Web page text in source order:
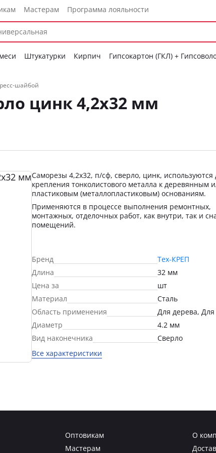
Мастерам Программа лояльности
Штукатурки Кирпич Гипсокартон (ГКЛ) +
шайбой
цинк 4,2х32 мм
Саморезы 4,2x32, п/сф, сверло, цинк, используются
крепления тонколистового металла к деревянным
пластиковым (металлопластиковым) основаниям.
Применяются в процессе выполнения ремонтных,
монтажных, отделочных работ, как внутри, так и
помещений.
Бренд
Тех-КРЕП
Длина
32 мм
Цена за
шт
Материал
Сталь
Область применения
Для дерева, Для
Диаметр
4.2 мм
Вид наконечника
Сверло
Все характеристики
Оптовикам
Мастерам
О